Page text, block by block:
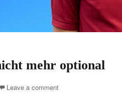
mehr optional
Leave a comment